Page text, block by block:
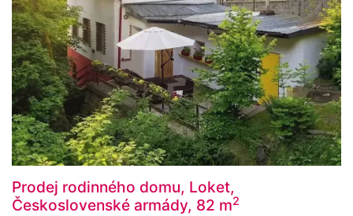
Prodej rodinného domu, Loket,
Československé armády, 82 m2